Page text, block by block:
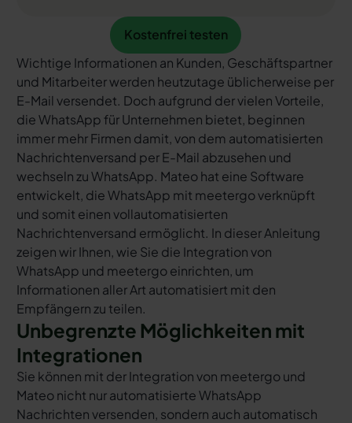
Kostenfrei testen
Kostenfrei testen
Wichtige Informationen an Kunden, Geschäftspartner
und Mitarbeiter werden heutzutage üblicherweise per
E-Mail versendet. Doch aufgrund der vielen Vorteile,
die WhatsApp für Unternehmen bietet, beginnen
immer mehr Firmen damit, von dem automatisierten
Nachrichtenversand per E-Mail abzusehen und
wechseln zu WhatsApp. Mateo hat eine Software
entwickelt, die WhatsApp mit meetergo verknüpft
und somit einen vollautomatisierten
Nachrichtenversand ermöglicht. In dieser Anleitung
zeigen wir Ihnen, wie Sie die Integration von
WhatsApp und meetergo einrichten, um
Informationen aller Art automatisiert mit den
Empfängern zu teilen.
Unbegrenzte Möglichkeiten mit
Integrationen
Sie können mit der Integration von meetergo und
Mateo nicht nur automatisierte WhatsApp
Nachrichten versenden, sondern auch automatisch